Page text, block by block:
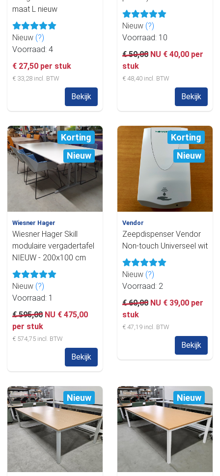
maat L nieuw
Nieuw (?)
Voorraad: 4
€ 27,50 per stuk
€ 33,28 incl. BTW
Bekijk
Nieuw (?)
Voorraad: 10
€ 50,00 NU € 40,00 per
stuk
€ 48,40 incl. BTW
Bekijk
Korting
Nieuw
Wiesner Hager
Wiesner Hager Skill
modulaire vergadertafel
NIEUW - 200x100 cm
Nieuw (?)
Voorraad: 1
€ 595,00 NU € 475,00
per stuk
€ 574,75 incl. BTW
Bekijk
Korting
Nieuw
Vendor
Zeepdispenser Vendor
Non-touch Universeel wit
Nieuw (?)
Voorraad: 2
€ 60,00 NU € 39,00 per
stuk
€ 47,19 incl. BTW
Bekijk
Nieuw Nieuw